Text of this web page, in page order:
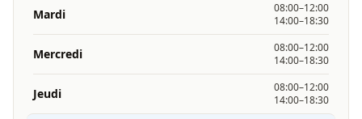
Mardi
08:00–12:00
14:00–18:30
Mercredi
08:00–12:00
14:00–18:30
Jeudi
08:00–12:00
14:00–18:30